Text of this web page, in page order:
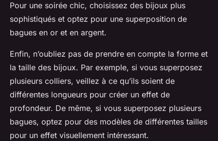
Pour une soirée chic, choisissez des bijoux plus
sophistiqués et optez pour une superposition de
bagues en or et en argent.
Enfin, n’oubliez pas de prendre en compte la forme et
la taille des bijoux. Par exemple, si vous superposez
plusieurs colliers, veillez à ce qu’ils soient de
différentes longueurs pour créer un effet de
profondeur. De même, si vous superposez plusieurs
bagues, optez pour des modèles de différentes tailles
pour un effet visuellement intéressant.